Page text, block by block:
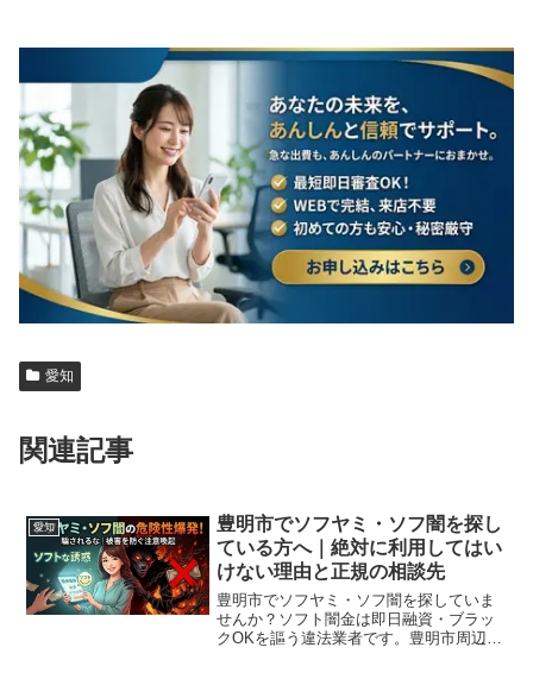
愛知
関連記事
愛知
豊明市でソフヤミ・ソフ闇を探し
ている方へ｜絶対に利用してはい
けない理由と正規の相談先
豊明市でソフヤミ・ソフ闇を探していま
せんか？ソフト闇金は即日融資・ブラッ
クOKを謳う違法業者です。豊明市周辺で